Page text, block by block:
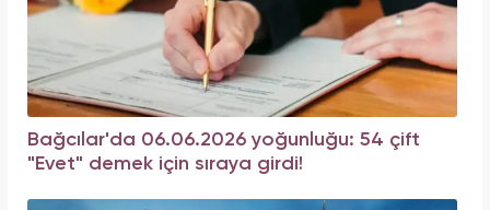
Bağcılar'da 06.06.2026 yoğunluğu: 54 çift
"Evet" demek için sıraya girdi!